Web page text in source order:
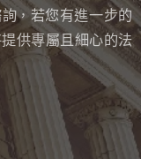
， 若您有進一步的
供專屬且細心的法